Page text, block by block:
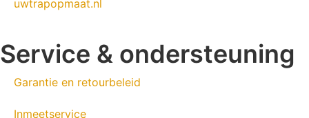
uwtrapopmaat.nl
Service & ondersteuning
Garantie en retourbeleid
Inmeetservice